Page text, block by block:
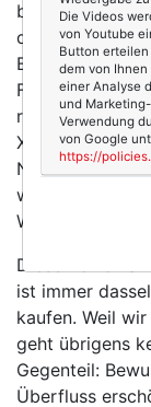
beim Fleisch
dabei wissen
Billigfleisch
Fleischindustrie
riesigen
XXL-Kübel
Nein, wir
wenig genauer
Weil wir es uns
Diese Reihe
ist immer
kaufen. Weil
geht übrigens
Gegenteil:
Überfluss
Die Videos
von Youtube
Button
dem von
einer Analyse
und
Verwendung
von Google
https://